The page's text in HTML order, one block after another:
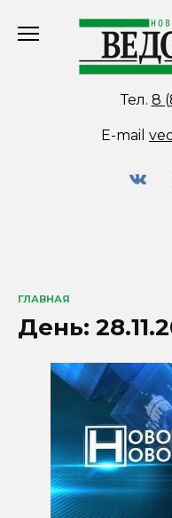
Тел. 8
E-mail
ГЛАВНАЯ
День: